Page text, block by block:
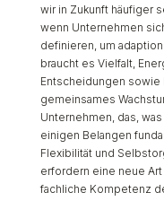
wir in Zukunft häufiger
wenn Unternehmen
definieren, um
braucht es Vielfalt,
Entscheidungen sowie
gemeinsames
Unternehmen, das,
einigen Belangen
Flexibilität und
erfordern eine neue
fachliche Kompetenz